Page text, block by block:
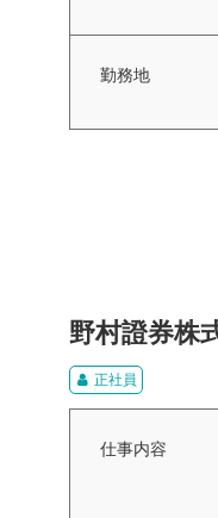
勤務地
野村證券株
正社員
仕事内容